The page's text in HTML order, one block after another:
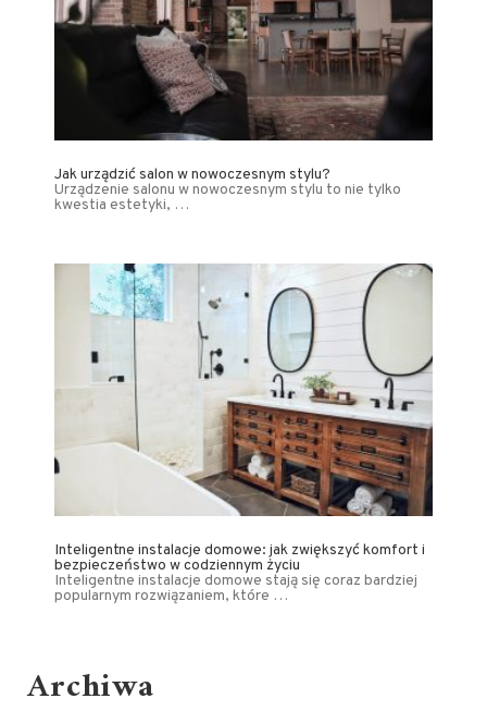
Jak urządzić salon w nowoczesnym stylu?
Urządzenie salonu w nowoczesnym stylu to nie tylko
kwestia estetyki, …
Inteligentne instalacje domowe: jak zwiększyć komfort i
bezpieczeństwo w codziennym życiu
Inteligentne instalacje domowe stają się coraz bardziej
popularnym rozwiązaniem, które …
Archiwa